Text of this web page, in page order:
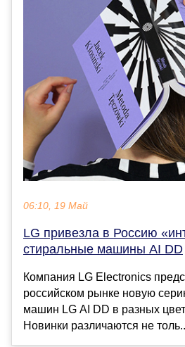
06:10, 19 Май
LG привезла в Россию
стиральные машины AI DD
Компания LG Electronics
российском рынке новую
машин LG AI DD в разных
Новинки различаются не